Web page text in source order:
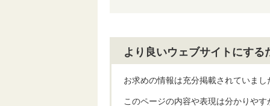
より良いウェブサイトにす
お求めの情報は充分掲載されていまし
このページの内容や表現は分かりやす